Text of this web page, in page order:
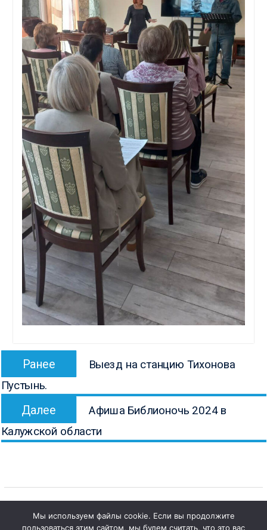
Навигация
записям
Ранее
запись:
Выезд на станцию Тихонова
Пустынь.
Далее Следующая
запись:
Афиша Библионочь 2024 в
Калужской области
Мы используем файлы cookie. Если вы продолжите
пользоваться этим сайтом, мы будем считать, что это вас